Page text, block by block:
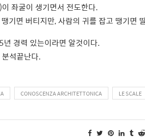
좌굴이 생기면서 전도한다.
기면 버티지만, 사람의 귀를 잡고 땡기면
경력 있는이라면 알것이다.
석끝난다.
CONOSCENZA ARCHITETTONICA LE SCALE